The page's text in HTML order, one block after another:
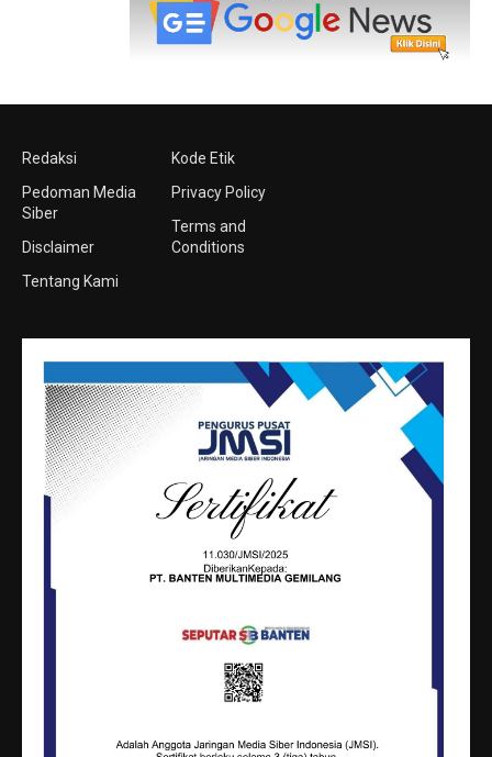
Redaksi
Pedoman Media
Siber
Disclaimer
Tentang Kami
Kode Etik
Privacy Policy
Terms and
Conditions